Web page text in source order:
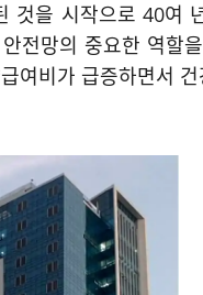
것을 시작으로 40여
전망의 중요한 역할
여비가 급증하면서